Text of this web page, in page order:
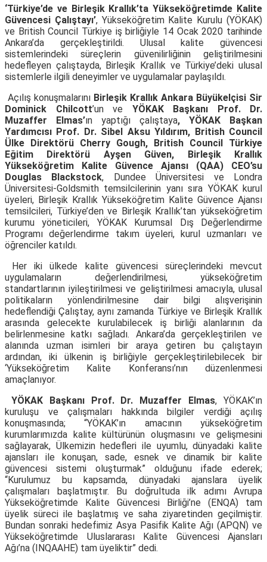
‘Türkiye’de ve Birleşik Krallık’ta Yükseköğretimde Kalite
Güvencesi Çalıştayı’, Yükseköğretim Kalite Kurulu (YÖKAK)
ve British Council Türkiye iş birliğiyle 14 Ocak 2020 tarihinde
Ankara’da gerçekleştirildi. Ulusal kalite güvencesi
sistemlerindeki süreçlerin güvenilirliğinin geliştirilmesini
hedefleyen çalıştayda, Birleşik Krallık ve Türkiye’deki ulusal
sistemlerle ilgili deneyimler ve uygulamalar paylaşıldı.
Açılış konuşmalarını Birleşik Krallık Ankara Büyükelçisi Sir
Dominick Chilcott’un ve YÖKAK Başkanı Prof. Dr.
Muzaffer Elmas’ın yaptığı çalıştaya, YÖKAK Başkan
Yardımcısı Prof. Dr. Sibel Aksu Yıldırım, British Council
Ülke Direktörü Cherry Gough, British Council Türkiye
Eğitim Direktörü Ayşen Güven, Birleşik Krallık
Yükseköğretim Kalite Güvence Ajansı (QAA) CEO’su
Douglas Blackstock,
Dundee Üniversitesi ve Londra
Üniversitesi-Goldsmith temsilcilerinin yanı sıra YÖKAK kurul
üyeleri, Birleşik Krallık Yükseköğretim Kalite Güvence Ajansı
temsilcileri, Türkiye’den ve Birleşik Krallık’tan yükseköğretim
kurumu yöneticileri, YÖKAK Kurumsal Dış Değerlendirme
Programı değerlendirme takım üyeleri, kurul uzmanları ve
öğrenciler katıldı.
Her iki ülkede kalite güvencesi süreçlerindeki mevcut
uygulamaların değerlendirilmesi, yükseköğretim
standartlarının iyileştirilmesi ve geliştirilmesi amacıyla, ulusal
politikaların yönlendirilmesine dair bilgi alışverişinin
hedeflendiği Çalıştay, aynı zamanda Türkiye ve Birleşik Krallık
arasında gelecekte kurulabilecek iş birliği alanlarının da
belirlenmesine katkı sağladı. Ankara’da gerçekleştirilen ve
alanında uzman isimleri bir araya getiren bu çalıştayın
ardından, iki ülkenin iş birliğiyle gerçekleştirilebilecek bir
‘Yükseköğretim Kalite Konferansı’nın düzenlenmesi
amaçlanıyor.
YÖKAK Başkanı Prof. Dr. Muzaffer Elmas, YÖKAK’ın
kuruluşu ve çalışmaları hakkında bilgiler verdiği açılış
konuşmasında; “YÖKAK’ın amacının yükseköğretim
kurumlarımızda kalite kültürünün oluşmasını ve gelişmesini
sağlayarak, Ülkemizin hedefleri ile uyumlu, dünyadaki kalite
ajansları ile konuşan, sade, esnek ve dinamik bir kalite
güvencesi sistemi oluşturmak” olduğunu ifade ederek;
“Kurulumuz bu kapsamda, dünyadaki ajanslara üyelik
çalışmaları başlatmıştır. Bu doğrultuda ilk adımı Avrupa
Yükseköğretimde Kalite Güvencesi Birliği’ne (ENQA) tam
üyelik süreci ile başlatmış ve saha ziyaretinden geçilmiştir.
Bundan sonraki hedefimiz Asya Pasifik Kalite Ağı (APQN) ve
Yükseköğretimde Uluslararası Kalite Güvencesi Ajansları
Ağı’na (INQAAHE) tam üyeliktir” dedi.